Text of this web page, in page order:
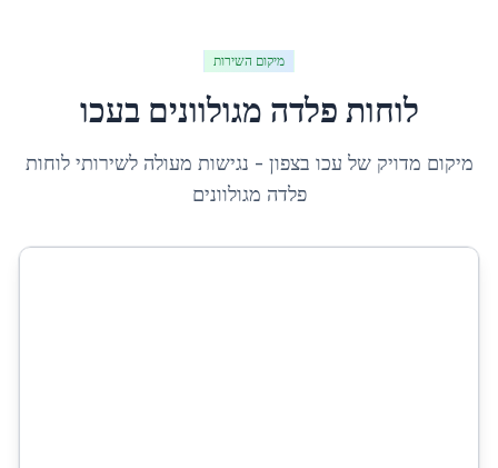
מיקום השירות
לוחות פלדה מגולוונים בעכו
מיקום מדויק של עכו בצפון - נגישות מעולה לשירותילוחות
פלדה מגולוונים